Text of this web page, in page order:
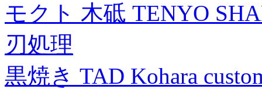
モクト 木砥 TENYO
刃処理
黒焼き TAD Kohara